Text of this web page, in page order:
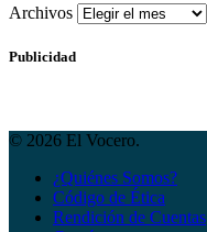
Archivos
Publicidad
© 2026 El Vocero.
¿Quiénes Somos?
Código de Ética
Rendición de Cuentas